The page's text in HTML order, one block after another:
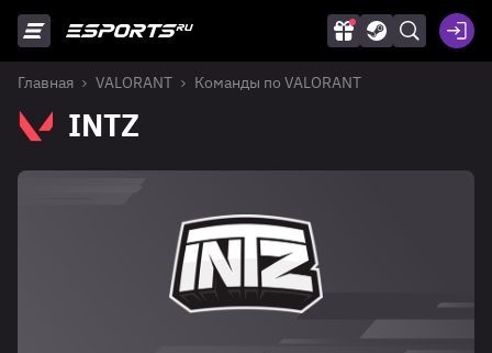
Главная VALORANT Команды по VALORANT
INTZ